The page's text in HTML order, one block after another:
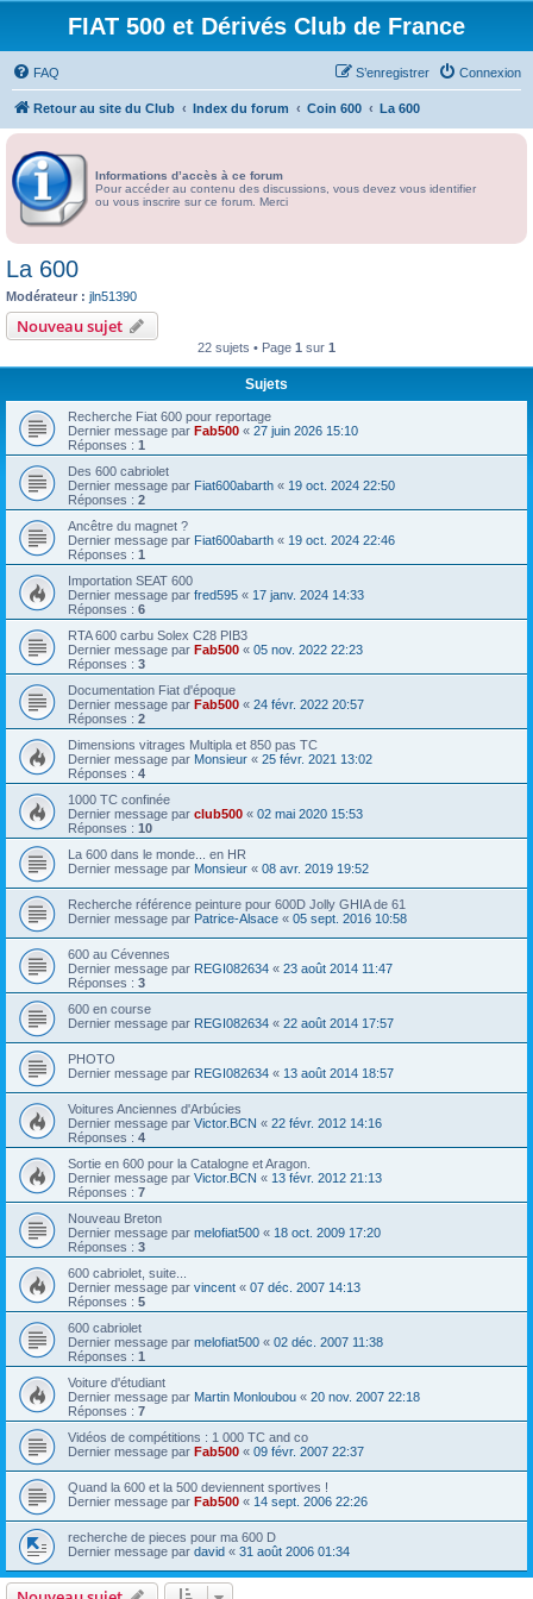
FIAT 500 et Dérivés Club de France
FAQ Connexion
S’enregistrer
Retour au site du Club Index du forum Coin 600 La 600
Informations d’accès à ce forum
Pour accéder au contenu des discussions, vous devez vous identifier
ou vous inscrire sur ce forum. Merci
La 600
Modérateur : jln51390
Nouveau sujet
22 sujets • Page 1 sur 1
Sujets
Recherche Fiat 600 pour reportage
Dernier message par Fab500 « 27 juin 2026 15:10
Réponses : 1
Des 600 cabriolet
Dernier message par Fiat600abarth « 19 oct. 2024 22:50
Réponses : 2
Ancêtre du magnet ?
Dernier message par Fiat600abarth « 19 oct. 2024 22:46
Réponses : 1
Importation SEAT 600
Dernier message par fred595 « 17 janv. 2024 14:33
Réponses : 6
RTA 600 carbu Solex C28 PIB3
Dernier message par Fab500 « 05 nov. 2022 22:23
Réponses : 3
Documentation Fiat d'époque
Dernier message par Fab500 « 24 févr. 2022 20:57
Réponses : 2
Dimensions vitrages Multipla et 850 pas TC
Dernier message par Monsieur « 25 févr. 2021 13:02
Réponses : 4
1000 TC confinée
Dernier message par club500 « 02 mai 2020 15:53
Réponses : 10
La 600 dans le monde... en HR
Dernier message par Monsieur « 08 avr. 2019 19:52
Recherche référence peinture pour 600D Jolly GHIA de 61
Dernier message par Patrice-Alsace « 05 sept. 2016 10:58
600 au Cévennes
Dernier message par REGI082634 « 23 août 2014 11:47
Réponses : 3
600 en course
Dernier message par REGI082634 « 22 août 2014 17:57
PHOTO
Dernier message par REGI082634 « 13 août 2014 18:57
Voitures Anciennes d'Arbúcies
Dernier message par Victor.BCN « 22 févr. 2012 14:16
Réponses : 4
Sortie en 600 pour la Catalogne et Aragon.
Dernier message par Victor.BCN « 13 févr. 2012 21:13
Réponses : 7
Nouveau Breton
Dernier message par melofiat500 « 18 oct. 2009 17:20
Réponses : 3
600 cabriolet, suite...
Dernier message par vincent « 07 déc. 2007 14:13
Réponses : 5
600 cabriolet
Dernier message par melofiat500 « 02 déc. 2007 11:38
Réponses : 1
Voiture d'étudiant
Dernier message par Martin Monloubou « 20 nov. 2007 22:18
Réponses : 7
Vidéos de compétitions : 1 000 TC and co
Dernier message par Fab500 « 09 févr. 2007 22:37
Quand la 600 et la 500 deviennent sportives !
Dernier message par Fab500 « 14 sept. 2006 22:26
recherche de pieces pour ma 600 D
Dernier message par david « 31 août 2006 01:34